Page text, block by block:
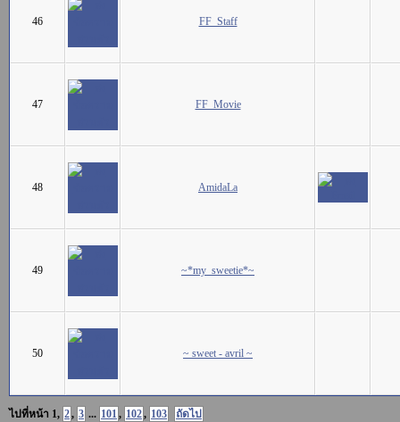
46 FF_Staff
47 FF_Movie
48 AmidaLa
49 ~*my_sweetie*~
50 ~ sweet - avril ~
ไปที่หน้า 1, 2, 3 ... 101, 102, 103
ถัดไป